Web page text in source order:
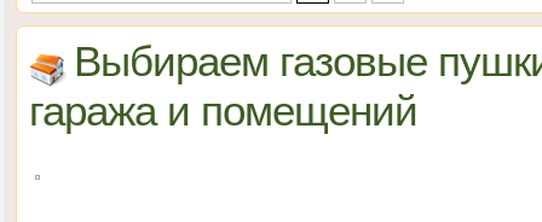
Выбираем газовые
гаража и помещений